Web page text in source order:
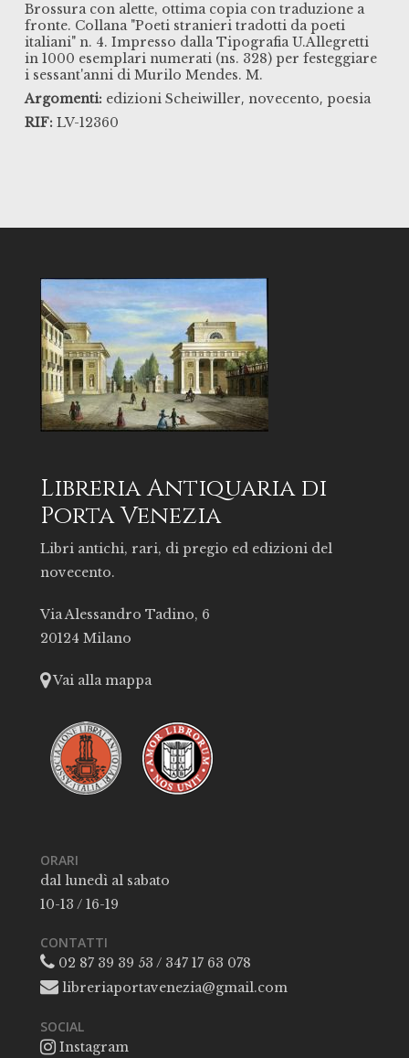
Brossura con alette, ottima copia con traduzione a
fronte. Collana "Poeti stranieri tradotti da poeti
italiani" n. 4. Impresso dalla Tipografia U.Allegretti
in 1000 esemplari numerati (ns. 328) per festeggiare
i sessant'anni di Murilo Mendes. M.
Argomenti: edizioni Scheiwiller, novecento, poesia
RIF: LV-12360
Libreria Antiquaria di
Porta Venezia
Libri antichi, rari, di pregio ed edizioni del
novecento.
Via Alessandro Tadino, 6
20124 Milano
Vai alla mappa
ORARI
dal lunedì al sabato
10-13 / 16-19
CONTATTI
02 87 39 39 53 / 347 17 63 078
libreriaportavenezia@gmail.com
SOCIAL
Instagram